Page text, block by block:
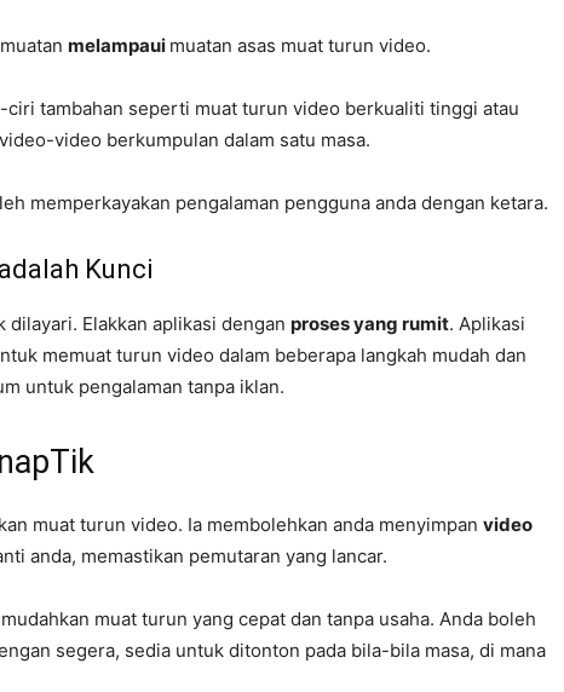
melampaui muatan asas muat turun video.
ciri tambahan seperti muat turun video berkualiti tinggi atau
video berkumpulan dalam satu masa.
memperkayakan pengalaman pengguna anda dengan ketara.
Kunci
Elakkan aplikasi dengan proses yang rumit. Aplikasi
memuat turun video dalam beberapa langkah mudah dan
untuk pengalaman tanpa iklan.
muat turun video. Ia membolehkan anda menyimpan video
anda, memastikan pemutaran yang lancar.
muat turun yang cepat dan tanpa usaha. Anda boleh
segera, sedia untuk ditonton pada bila-bila masa, di mana